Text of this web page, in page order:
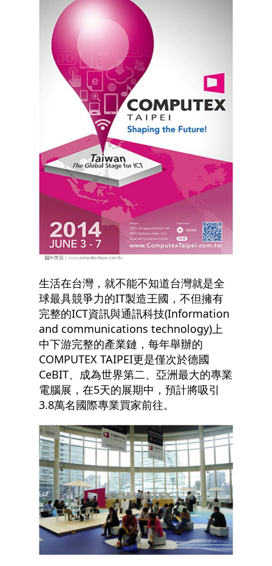
生活在台灣，就不能不知道台灣就是全
球最具競爭力的IT製造王國，不但擁有
完整的ICT資訊與通訊科技(Information
and communications technology)上
中下游完整的產業鏈，每年舉辦的
COMPUTEX TAIPEI更是僅次於德國
CeBIT、成為世界第二、亞洲最大的專業
電腦展，在5天的展期中，預計將吸引
3.8萬名國際專業買家前往。